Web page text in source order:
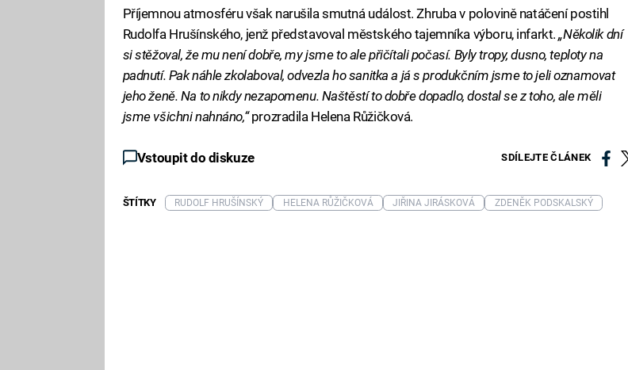
Příjemnou atmosféru však narušila smutná událost. Zhruba v polovině natáčení postihl
Rudolfa Hrušínského, jenž představoval městského tajemníka výboru, infarkt.„Několik dní
si stěžoval, že mu není dobře, my jsme to ale přičítali počasí. Byly tropy, dusno, teploty na
padnutí. Pak náhle zkolaboval, odvezla ho sanitka a já s produkčním jsme to jeli oznamovat
jeho ženě. Na to nikdy nezapomenu. Naštěstí to dobře dopadlo, dostal se z toho, ale měli
jsme všichni nahnáno,“prozradila Helena Růžičková.
Vstoupit do diskuze SDÍLEJTE ČLÁNEK
ŠTÍTKY RUDOLF HRUŠÍNSKÝ HELENA RŮŽIČKOVÁ JIŘINA JIRÁSKOVÁ ZDENĚK PODSKALSKÝ